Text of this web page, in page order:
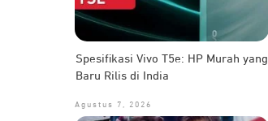
Spesifikasi Vivo T5e: HP Murah yang
Baru Rilis di India
Agustus 7, 2026